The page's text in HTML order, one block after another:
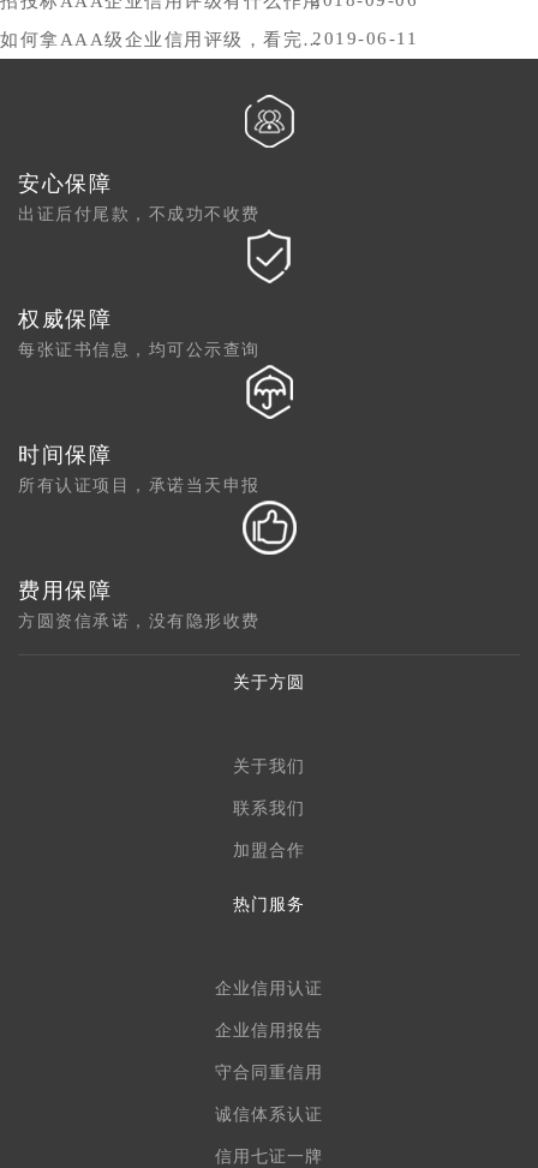
如何拿AAA级企业信用评级，看完你就懂了2019-06-11
安心保障
出证后付尾款，不成功不收费
权威保障
每张证书信息，均可公示查询
时间保障
所有认证项目，承诺当天申报
费用保障
方圆资信承诺，没有隐形收费
关于方圆
关于我们
联系我们
加盟合作
热门服务
企业信用认证
企业信用报告
守合同重信用
诚信体系认证
信用七证一牌